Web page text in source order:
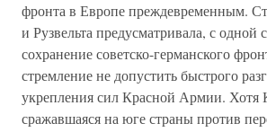
фронта в Европе преждевременным.
и Рузвельта предусматривала, с одной
сохранение советско-германского
стремление не допустить быстрого
укрепления сил Красной Армии. Хотя
сражавшаяся на юге страны против